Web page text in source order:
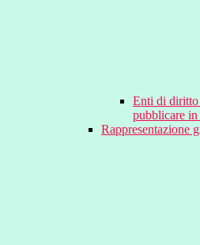
Enti di
pubblicare in
Rappresentazione